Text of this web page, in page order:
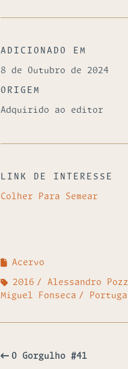
ADICIONADO EM
8 de Outubro de 2024
ORIGEM
Adquirido ao editor
LINK DE INTERESSE
Colher Para Semear
Acervo
2016 Alessandro
Miguel Fonseca
O Gorgulho #41